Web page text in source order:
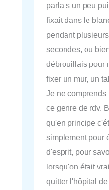
parlais un peu
fixait dans le
pendant
secondes, ou
débrouillais pour
fixer un mur, un
Je ne comprends
ce genre de rdv.
qu'en principe
simplement pour
d'esprit, pour
lorsqu'on était
quitter l'hôpital